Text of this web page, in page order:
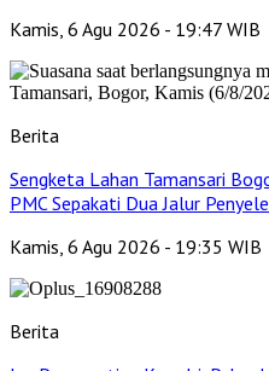
Kamis, 6 Agu 2026 - 19:47 WIB
Berita
Sengketa Lahan Tamansari
PMC Sepakati Dua Jalur
Kamis, 6 Agu 2026 - 19:35 WIB
Berita